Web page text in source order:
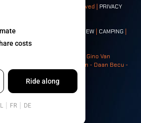
VZW – All rights reserved | PRIVACY
CREW | CAMPING |
Van Hoof - Eliaz Bruggeman - Gino Van
Roymans - Stijn Verbruggen - Daan Becu -